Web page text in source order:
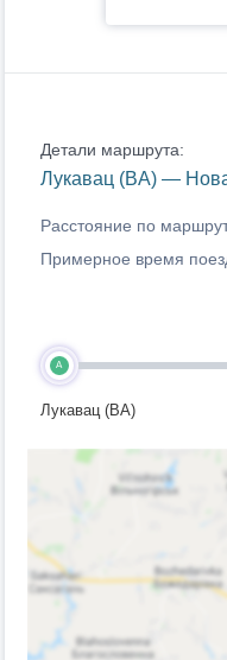
Детали маршрута:
Лукавац (BA) —
Расстояние по
Примерное время
A
Лукавац (BA)